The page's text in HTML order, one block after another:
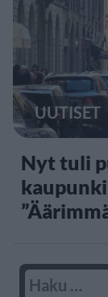
UUTISET
Nyt tuli